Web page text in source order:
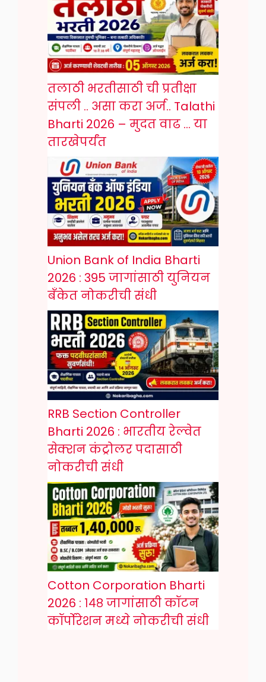
तलाठी भरतीसाठी ची प्रतीक्षा
संपली .. असा करा अर्ज.. Talathi
Bharti 2026 – मुदत वाढ … या
तारखेपर्यंत
Union Bank of India Bharti
2026 : 395 जागांसाठी युनियन
बँकेत नोकरीची संधी
RRB Section Controller
Bharti 2026 : भारतीय रेल्वेत
सेक्शन कंट्रोलर पदासाठी
नोकरीची संधी
Cotton Corporation Bharti
2026 : १४८ जागांसाठी कॉटन
कॉर्पोरेशन मध्ये नोकरीची संधी